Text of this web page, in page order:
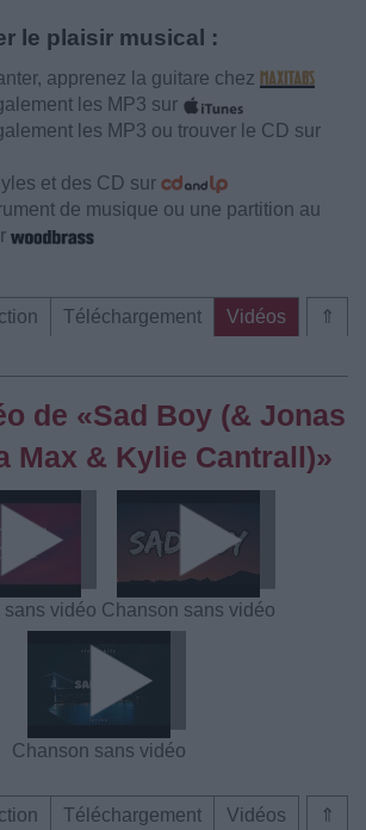
le plaisir musical :
apprenez la guitare chez
les MP3 sur
les MP3 ou trouver le CD sur
et des CD sur
de musique ou une partition au
⇑
Téléchargement
Vidéos
de «Sad Boy (& Jonas
Max & Kylie Cantrall)»
vidéo Chanson sans vidéo
Chanson sans vidéo
⇑
Téléchargement Vidéos